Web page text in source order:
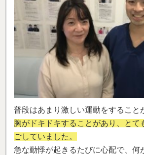
普段はあまり激しい運動をすること
胸がドキドキすることがあり、とて
ごしていました。
急な動悸が起きるたびに心配で、何